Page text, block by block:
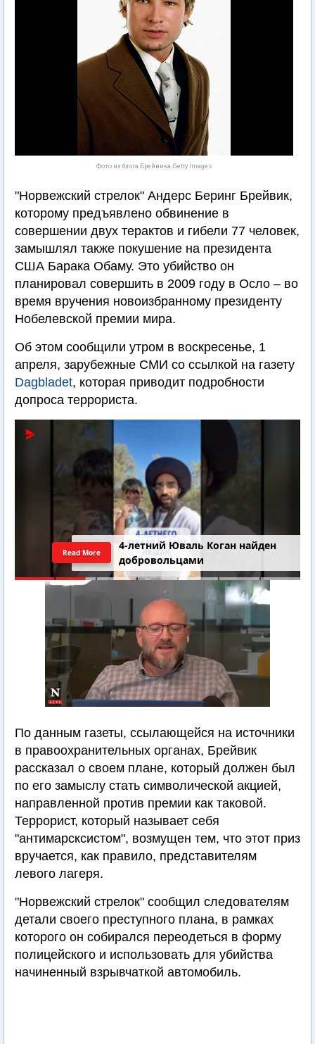
Фото из блога Брейвика, Getty Images
"Норвежский стрелок" Андерс Беринг Брейвик,
которому предъявлено обвинение в
совершении двух терактов и гибели 77 человек,
замышлял также покушение на президента
США Барака Обаму. Это убийство он
планировал совершить в 2009 году в Осло – во
время вручения новоизбранному президенту
Нобелевской премии мира.
Об этом сообщили утром в воскресенье, 1
апреля, зарубежные СМИ со ссылкой на газету
Dagbladet, которая приводит подробности
допроса террориста.
4-летний Юваль Коган найден
добровольцами
Read More
По данным газеты, ссылающейся на источники
в правоохранительных органах, Брейвик
рассказал о своем плане, который должен был
по его замыслу стать символической акцией,
направленной против премии как таковой.
Террорист, который называет себя
"антимарсксистом", возмущен тем, что этот приз
вручается, как правило, представителям
левого лагеря.
"Норвежский стрелок" сообщил следователям
детали своего преступного плана, в рамках
которого он собирался переодеться в форму
полицейского и использовать для убийства
начиненный взрывчаткой автомобиль.